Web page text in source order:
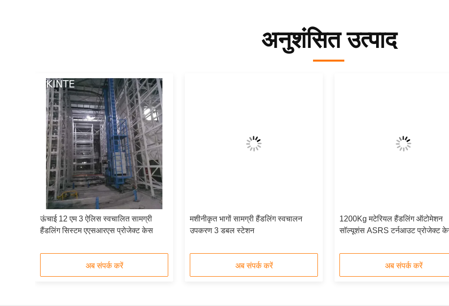
अनुशंसित उत्पाद
ऊंचाई 12 एम 3 ऐलिस स्वचालित सामग्री
हैंडलिंग सिस्टम एएसआरएस प्रोजेक्ट केस
अब संपर्क करें
मशीनीकृत भागों सामग्री हैंडलिंग स्वचालन
उपकरण 3 डबल स्टेशन
अब संपर्क करें
1200Kg मटेरियल हैंडलिंग ऑटोमेशन
सॉल्यूशंस ASRS टर्नआउट प्रोजेक्ट
अब संपर्क करें